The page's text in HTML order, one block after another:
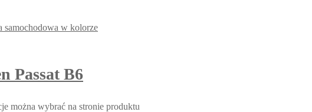
Passat B6
można wybrać na stronie produktu